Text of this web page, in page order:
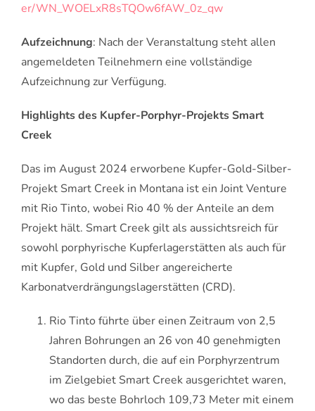
er/WN_WOELxR8sTQOw6fAW_0z_qw
Aufzeichnung: Nach der Veranstaltung steht allen
angemeldeten Teilnehmern eine vollständige
Aufzeichnung zur Verfügung.
Highlights des Kupfer-Porphyr-Projekts Smart
Creek
Das im August 2024 erworbene Kupfer-Gold-Silber-
Projekt Smart Creek in Montana ist ein Joint Venture
mit Rio Tinto, wobei Rio 40 % der Anteile an dem
Projekt hält. Smart Creek gilt als aussichtsreich für
sowohl porphyrische Kupferlagerstätten als auch für
mit Kupfer, Gold und Silber angereicherte
Karbonatverdrängungslagerstätten (CRD).
Rio Tinto führte über einen Zeitraum von 2,5
Jahren Bohrungen an 26 von 40 genehmigten
Standorten durch, die auf ein Porphyrzentrum
im Zielgebiet Smart Creek ausgerichtet waren,
wo das beste Bohrloch 109,73 Meter mit einem